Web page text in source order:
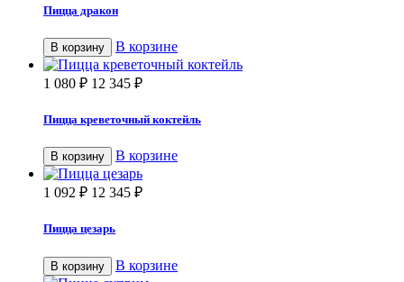
Пицца дракон
В корзину В корзине
1 080 ₽ 12 345 ₽
Пицца креветочный коктейль
В корзину В корзине
1 092 ₽ 12 345 ₽
Пицца цезарь
В корзину В корзине